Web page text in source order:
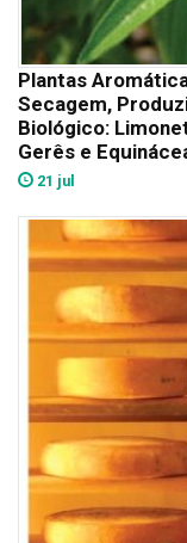
Plantas
Secagem,
Biológico:
Gerês e
21 jul